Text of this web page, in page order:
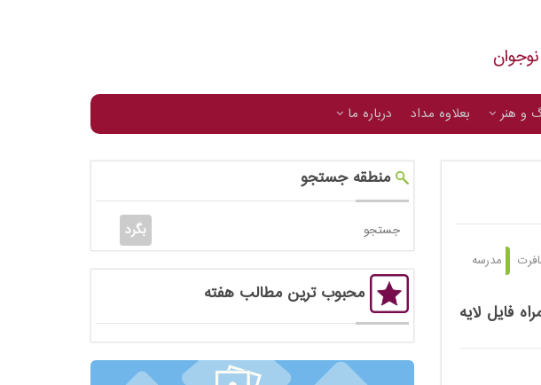
و هنر بعلاوه مداد درباره ما
مدرسه
تقویم سال 1398 به همراه فایل لایه
منطقه جستجو
محبوب ترین مطالب هفته